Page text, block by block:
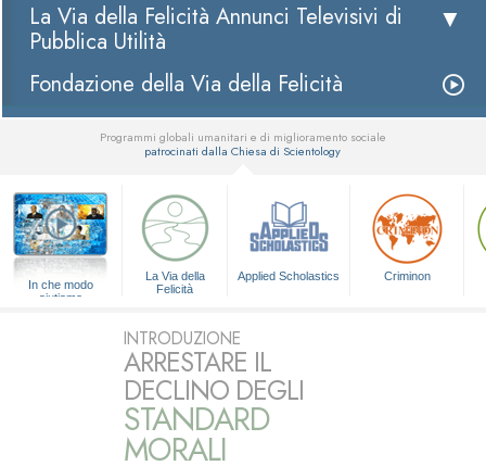
La Via della Felicità Annunci Televisivi di
Pubblica Utilità
Fondazione della Via della Felicità
Programmi globali umanitari e di miglioramento sociale
patrocinati dalla Chiesa di Scientology
In che modo
aiutiamo
La Via della
Felicità
Applied Scholastics Criminon
INTRODUZIONE
ARRESTARE IL
DECLINO DEGLI
STANDARD
MORALI